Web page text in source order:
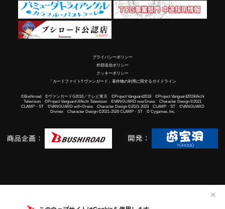
✕
プライバシーポリシー
外部送信ポリシー
クッキーポリシー
「カードファイト!! ヴァンガード」著作物の利用に関するガイドライン
©Bushiroad ©ヴァンガードG2016／テレビ東京 ©Project Vanguard2018 ©Project Vanguard2019/Aichi
Television ©Project Vanguard if/Aichi Television ©VANGUARD overDress Character Design ©2021
CLAMP・ST ©VANGUARD will+Dress Character Design ©2021-2023 CLAMP・ST ©VANGUARD
Divinez Character Design ©2021-2026 CLAMP・ST © Cygames, Inc.